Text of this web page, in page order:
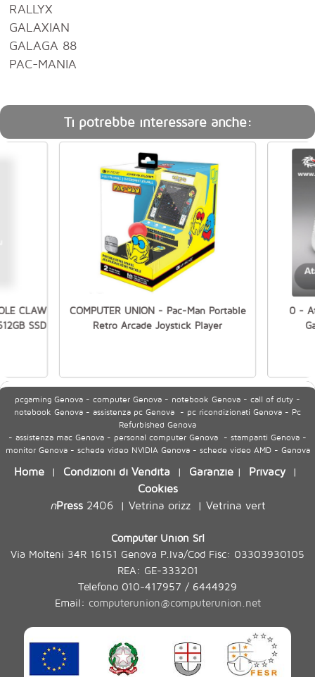
RALLYX
GALAXIAN
GALAGA 88
PAC-MANIA
Ti potrebbe interessare anche:
CLAW
SSD
COMPUTER UNION - Pac-Man Portable
Retro Arcade Joystick Player
0 -
pcgaming Genova - computer Genova - notebook Genova - call of duty -
notebook Genova - assistenza pc Genova - pc ricondizionati Genova - Pc
Refurbished Genova
- assistenza mac Genova - personal computer Genova - stampanti Genova -
monitor Genova - schede video NVIDIA Genova - schede video AMD - Genova
Home | Condizioni di Vendita | Garanzie | Privacy|
Cookies
nPress2406| Vetrina orizz| Vetrina vert
Computer Union Srl
Via Molteni 34R 16151 Genova P.Iva/Cod Fisc: 03303930105
REA: GE-333201
Telefono 010-417957 / 6444929
Email: computerunion@computerunion.net